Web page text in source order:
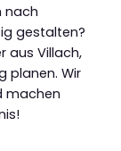
nach
gestalten?
aus Villach,
planen. Wir
machen